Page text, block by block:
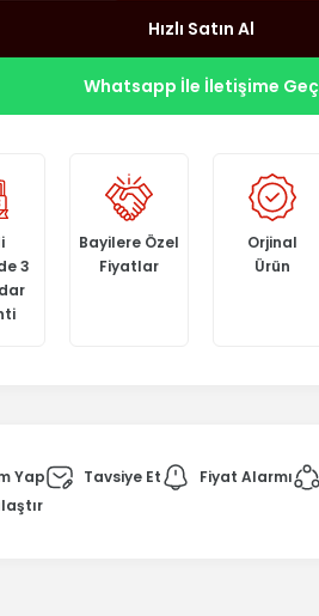
Hızlı Satın Al
Whatsapp İle İletişime Geç
3
Bayilere Özel
Fiyatlar
Orjinal
Ürün
Yap Tavsiye Et Fiyat Alarmı